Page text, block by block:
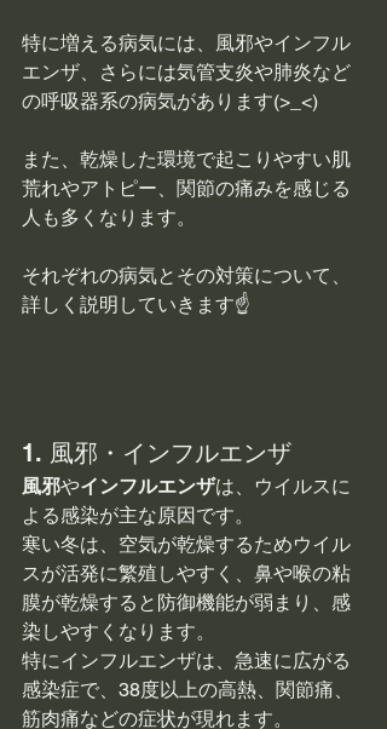
特に増える病気には、風邪やインフル
エンザ、さらには気管支炎や肺炎など
の呼吸器系の病気があります(>_<)
また、乾燥した環境で起こりやすい肌
荒れやアトピー、関節の痛みを感じる
人も多くなります。
それぞれの病気とその対策について、
詳しく説明していきます☝
1. 風邪・インフルエンザ
風邪やインフルエンザは、ウイルスに
よる感染が主な原因です。
寒い冬は、空気が乾燥するためウイル
スが活発に繁殖しやすく、鼻や喉の粘
膜が乾燥すると防御機能が弱まり、感
染しやすくなります。
特にインフルエンザは、急速に広がる
感染症で、38度以上の高熱、関節痛、
筋肉痛などの症状が現れます。